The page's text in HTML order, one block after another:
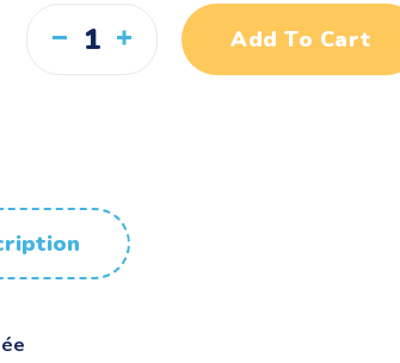
Add To Cart